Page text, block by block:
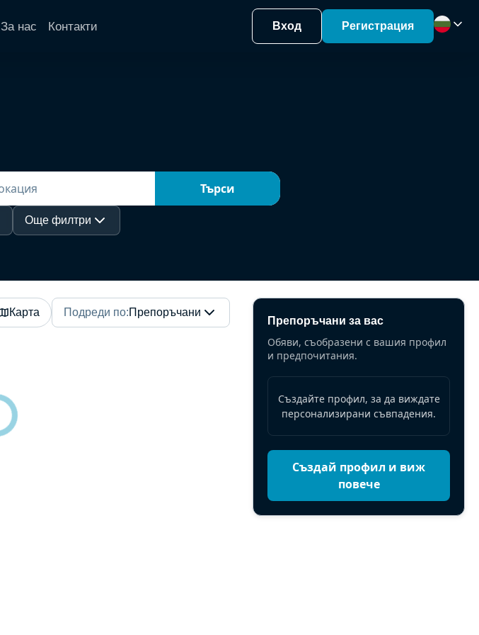
За нас Контакти Вход Регистрация
Търси
Още филтри
Карта Подреди по:Препоръчани
Препоръчани за вас
Обяви, съобразени с вашия профил
и предпочитания.
Създайте профил, за да виждате
персонализирани съвпадения.
Създай профил и виж
повече